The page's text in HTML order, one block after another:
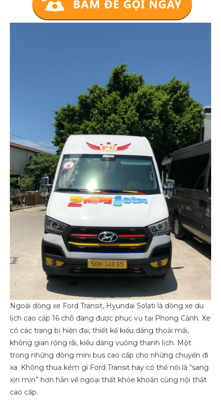
Ngoài dòng xe Ford Transit, Hyundai Solati là dòng xe du
lịch cao cấp 16 chỗ đang được phục vụ tại Phong Cảnh. Xe
có các trang bị hiện đại, thiết kế kiểu dáng thoải mái,
không gian rộng rãi, kiểu dáng vuông thanh lịch. Một
trong những dòng mini bus cao cấp cho những chuyến đi
xa. Không thua kém gì Ford Transit hay có thể nói là “sang
xịn mịn” hơn hẳn về ngoại thất khỏe khoắn cùng nội thất
cao cấp.